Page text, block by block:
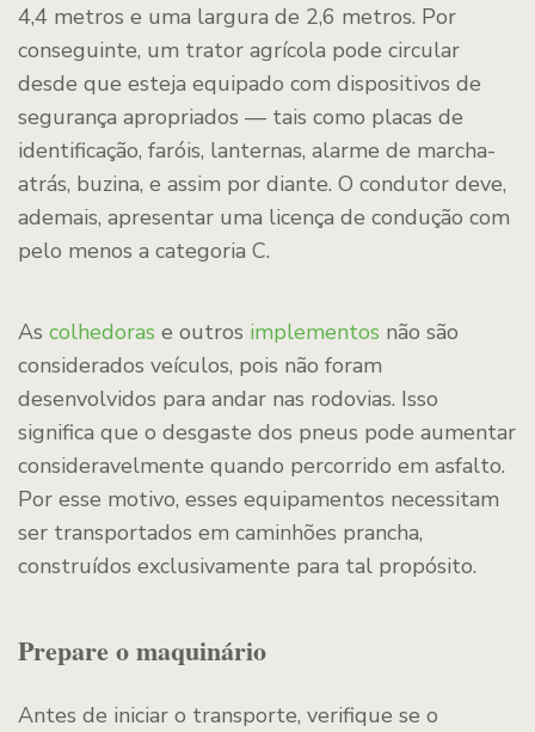
4,4 metros e uma largura de 2,6 metros. Por
conseguinte, um trator agrícola pode circular
desde que esteja equipado com dispositivos de
segurança apropriados — tais como placas de
identificação, faróis, lanternas, alarme de marcha-
atrás, buzina, e assim por diante. O condutor deve,
ademais, apresentar uma licença de condução com
pelo menos a categoria C.
As colhedoras e outros implementos não são
considerados veículos, pois não foram
desenvolvidos para andar nas rodovias. Isso
significa que o desgaste dos pneus pode aumentar
consideravelmente quando percorrido em asfalto.
Por esse motivo, esses equipamentos necessitam
ser transportados em caminhões prancha,
construídos exclusivamente para tal propósito.
Prepare o maquinário
Antes de iniciar o transporte, verifique se o